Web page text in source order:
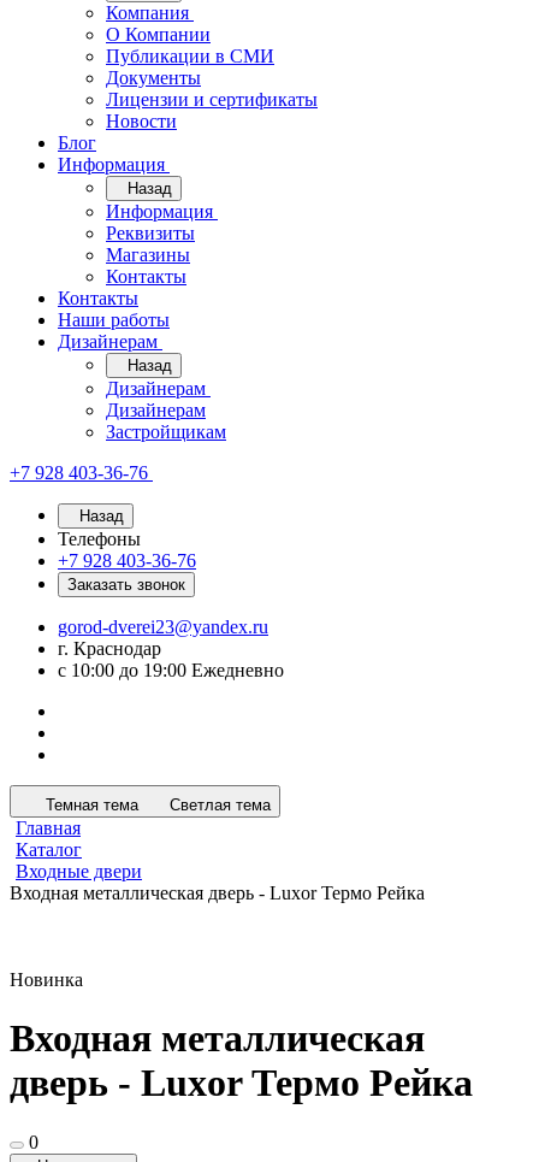
Компания
О Компании
Публикации в СМИ
Документы
Лицензии и сертификаты
Новости
Блог
Информация
Назад
Информация
Реквизиты
Магазины
Контакты
Контакты
Наши работы
Дизайнерам
Назад
Дизайнерам
Дизайнерам
Застройщикам
+7 928 403-36-76
Назад
Телефоны
+7 928 403-36-76
Заказать звонок
gorod-dverei23@yandex.ru
г. Краснодар
с 10:00 до 19:00 Ежедневно
Темная тема Светлая тема
Главная
Каталог
Входные двери
Входная металлическая дверь - Luxor Термо Рейка
Новинка
Входная металлическая
дверь - Luxor Термо Рейка
0